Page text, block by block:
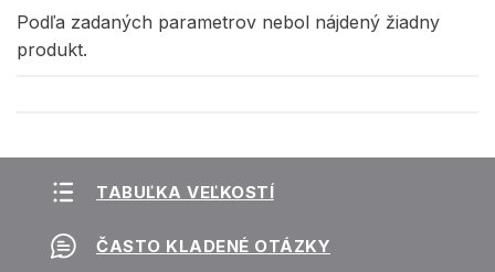
Podľa zadaných parametrov nebol nájdený žiadny
produkt.
TABUĽKA VEĽKOSTÍ
ČASTO KLADENÉ OTÁZKY